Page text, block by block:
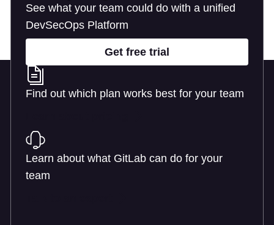
See what your team could do with a unified
DevSecOps Platform
Get free trial
Find out which plan works best for your team
Learn about what GitLab can do for your
team